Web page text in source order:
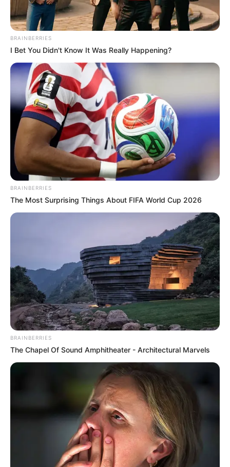
BRAINBERRIES
I Bet You Didn't Know It Was Really Happening?
BRAINBERRIES
The Most Surprising Things About FIFA World Cup 2026
BRAINBERRIES
The Chapel Of Sound Amphitheater - Architectural Marvels